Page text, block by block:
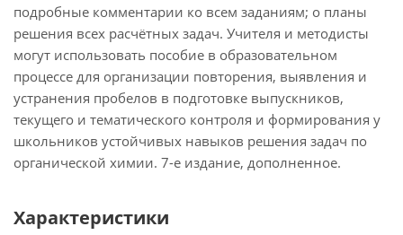
подробные комментарии ко всем заданиям; o планы
решения всех расчётных задач. Учителя и методисты
могут использовать пособие в образовательном
процессе для организации повторения, выявления и
устранения пробелов в подготовке выпускников,
текущего и тематического контроля и формирования у
школьников устойчивых навыков решения задач по
органической химии. 7-е издание, дополненное.
Характеристики